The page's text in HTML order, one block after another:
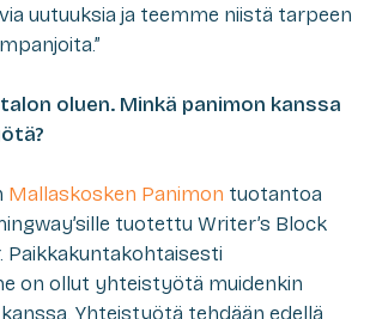
uutuuksia ja teemme niistä tarpeen
oluen. Minkä panimon kanssa
Mallaskosken Panimon tuotantoa
tuotettu Writer’s Block
Paikkakuntakohtaisesti
on ollut yhteistyötä muidenkin